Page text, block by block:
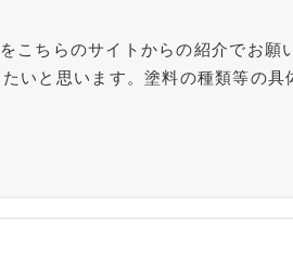
ちらのサイトからの紹介でお願
いと思います。塗料の種類等の